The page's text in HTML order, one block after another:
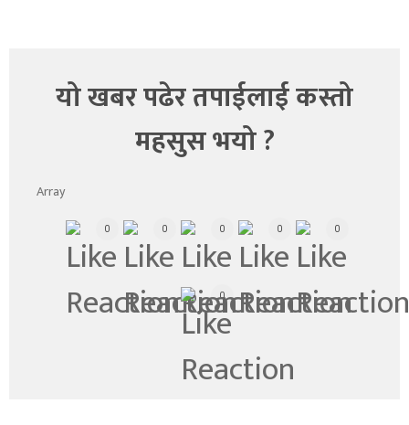
यो खबर पढेर तपाईलाई कस्तो
महसुस भयो ?
Array
0 0 0 0 0
0